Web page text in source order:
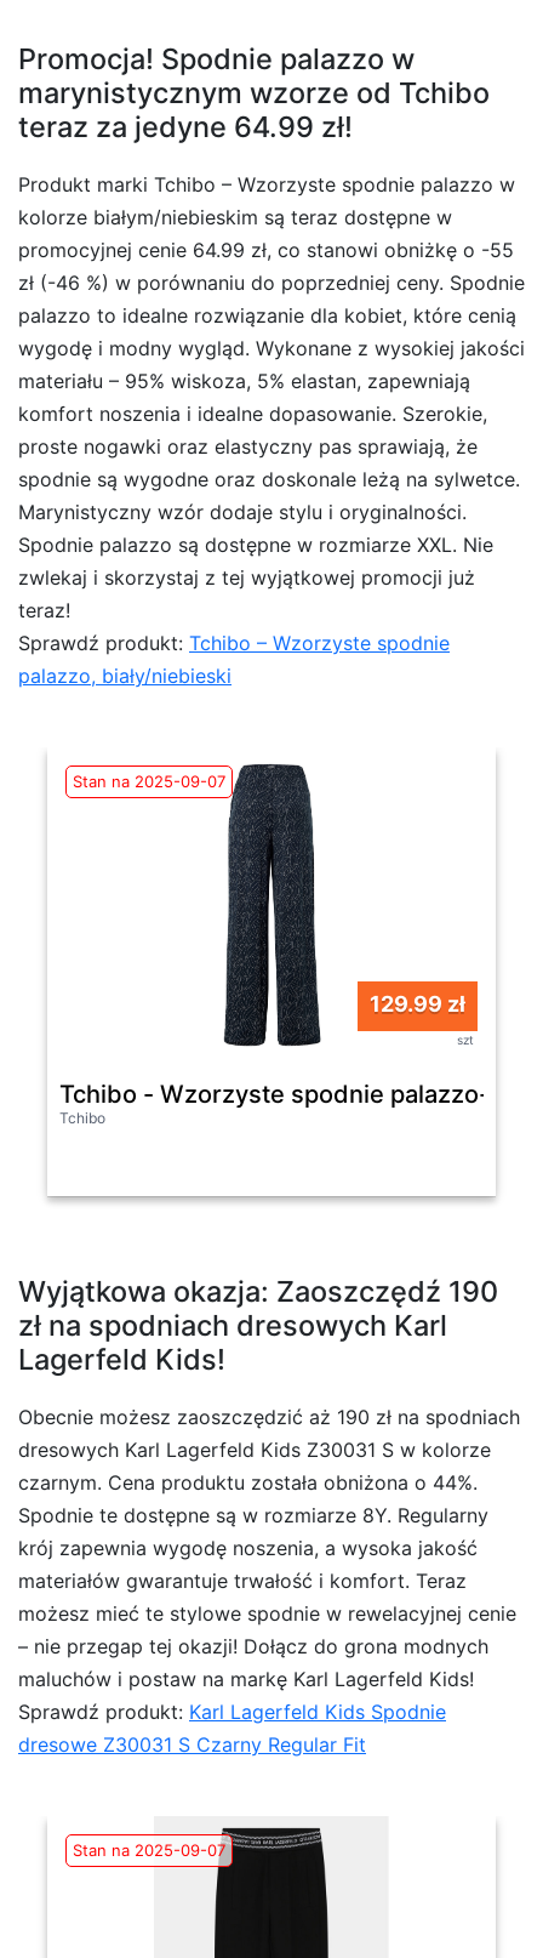
Promocja! Spodnie palazzo w
marynistycznym wzorze od Tchibo
teraz za jedyne 64.99 zł!
Produkt marki Tchibo – Wzorzyste spodnie palazzo w
kolorze białym/niebieskim są teraz dostępne w
promocyjnej cenie 64.99 zł, co stanowi obniżkę o -55
zł (-46 %) w porównaniu do poprzedniej ceny. Spodnie
palazzo to idealne rozwiązanie dla kobiet, które cenią
wygodę i modny wygląd. Wykonane z wysokiej jakości
materiału – 95% wiskoza, 5% elastan, zapewniają
komfort noszenia i idealne dopasowanie. Szerokie,
proste nogawki oraz elastyczny pas sprawiają, że
spodnie są wygodne oraz doskonale leżą na sylwetce.
Marynistyczny wzór dodaje stylu i oryginalności.
Spodnie palazzo są dostępne w rozmiarze XXL. Nie
zwlekaj i skorzystaj z tej wyjątkowej promocji już
teraz!
Sprawdź produkt: Tchibo – Wzorzyste spodnie
palazzo, biały/niebieski
Stan na 2025-09-07
129.99 zł
szt
Tchibo - Wzorzyste spodnie palazzo-
Tchibo
Wyjątkowa okazja: Zaoszczędź 190
zł na spodniach dresowych Karl
Lagerfeld Kids!
Obecnie możesz zaoszczędzić aż 190 zł na spodniach
dresowych Karl Lagerfeld Kids Z30031 S w kolorze
czarnym. Cena produktu została obniżona o 44%.
Spodnie te dostępne są w rozmiarze 8Y. Regularny
krój zapewnia wygodę noszenia, a wysoka jakość
materiałów gwarantuje trwałość i komfort. Teraz
możesz mieć te stylowe spodnie w rewelacyjnej cenie
– nie przegap tej okazji! Dołącz do grona modnych
maluchów i postaw na markę Karl Lagerfeld Kids!
Sprawdź produkt: Karl Lagerfeld Kids Spodnie
dresowe Z30031 S Czarny Regular Fit
Stan na 2025-09-07